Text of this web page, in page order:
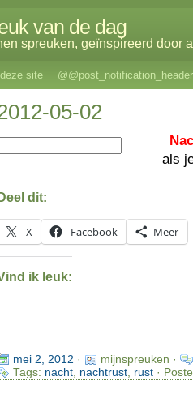
van de dag
spreuken, geïnspireerd door
site @@post_notification_header
05-02
als
Deel dit:
X Facebook Meer
ik leuk:
mei 2, 2012 ·
mijnspreuken ·
Tags: nacht, nachtrust, rust·